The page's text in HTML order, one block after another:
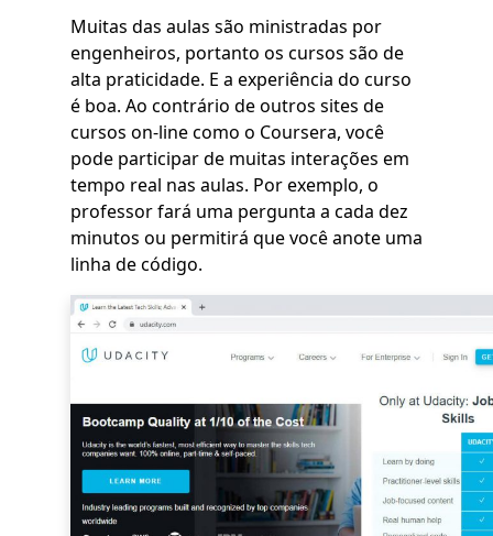
Muitas das aulas são ministradas por
engenheiros, portanto os cursos são de
alta praticidade. E a experiência do curso
é boa. Ao contrário de outros sites de
cursos on-line como o Coursera, você
pode participar de muitas interações em
tempo real nas aulas. Por exemplo, o
professor fará uma pergunta a cada dez
minutos ou permitirá que você anote uma
linha de código.